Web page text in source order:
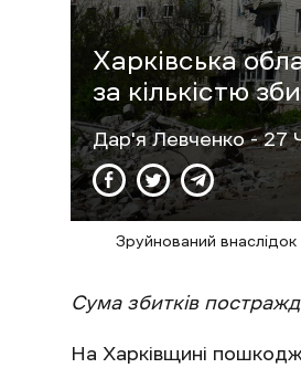
Харківська
за кількістю
Дар'я Левченко- 27
Зруйнований внаслідок
Сума збитків
На Харківщині